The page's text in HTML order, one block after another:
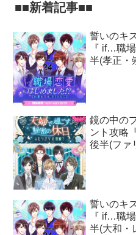
■■新着記事■■
誓いのキ
『 if…職
半(孝正・
鏡の中の
ント攻略
後半(ファ
誓いのキ
『 if…職
半(大和・